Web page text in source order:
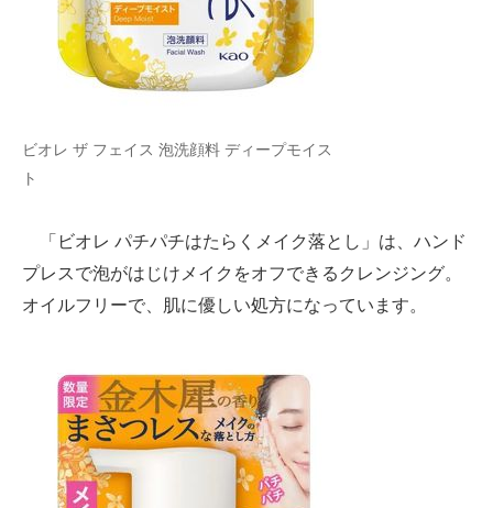
ビオレ ザ フェイス 泡洗顔料 ディープモイス
ト
「ビオレ パチパチはたらくメイク落とし」は、ハンド
プレスで泡がはじけメイクをオフできるクレンジング。
オイルフリーで、肌に優しい処方になっています。